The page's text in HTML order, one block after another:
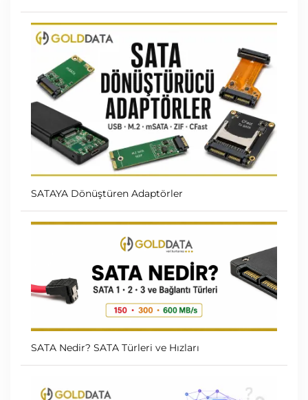
SATAYA Dönüştüren Adaptörler
SATA Nedir? SATA Türleri ve Hızları